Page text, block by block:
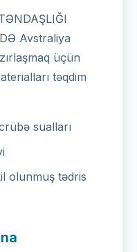
Avstraliya
üçün
təqdim
sualları
olunmuş tədris